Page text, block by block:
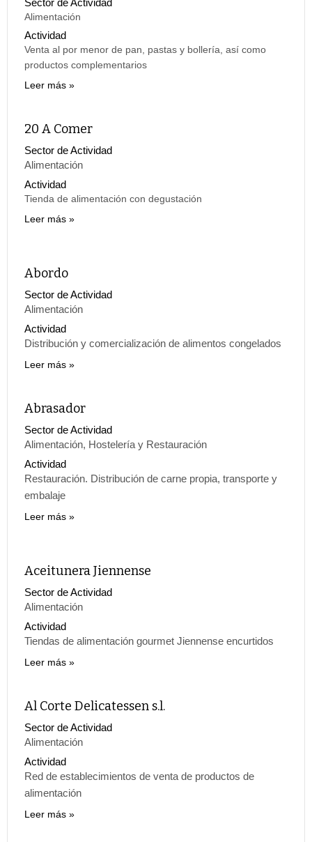
Sector de Actividad
Alimentación
Actividad
Venta al por menor de pan, pastas y bollería, así como
productos complementarios
Leer más
20 A Comer
Sector de Actividad
Alimentación
Actividad
Tienda de alimentación con degustación
Leer más
Abordo
Sector de Actividad
Alimentación
Actividad
Distribución y comercialización de alimentos congelados
Leer más
Abrasador
Sector de Actividad
Alimentación, Hostelería y Restauración
Actividad
Restauración. Distribución de carne propia, transporte y
embalaje
Leer más
Aceitunera Jiennense
Sector de Actividad
Alimentación
Actividad
Tiendas de alimentación gourmet Jiennense encurtidos
Leer más
Al Corte Delicatessen s.l.
Sector de Actividad
Alimentación
Actividad
Red de establecimientos de venta de productos de
alimentación
Leer más